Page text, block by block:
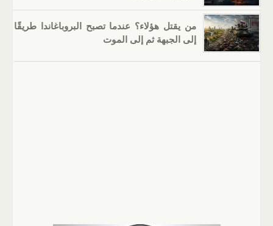
من يقتل هؤلاء؟ عندما تصبح البروباغاندا طريقًا
إلى الجبهة ثم إلى الموت